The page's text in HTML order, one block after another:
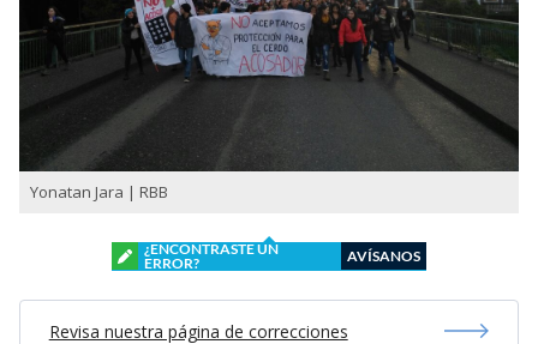
Yonatan Jara | RBB
¿ENCONTRASTE UN
ERROR?
AVÍSANOS
Revisa nuestra página de correcciones